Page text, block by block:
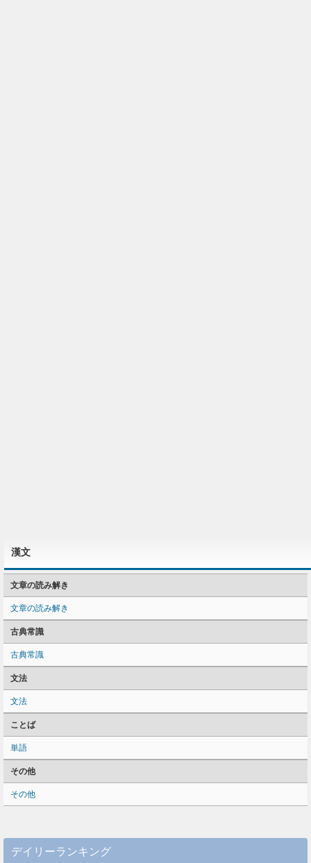
漢文
文章の読み解き
文章の読み解き
古典常識
古典常識
文法
文法
ことば
単語
その他
その他
デイリーランキング